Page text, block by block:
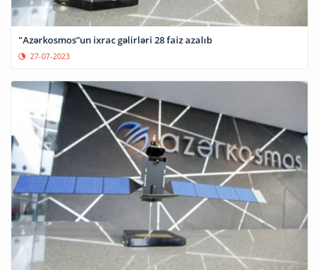
"Azərkosmos”un ixrac gəlirləri 28 faiz azalıb
27-07-2023